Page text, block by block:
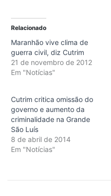
Relacionado
Maranhão vive clima de
guerra civil, diz Cutrim
21 de novembro de 2012
Em "Notícias"
Cutrim critica omissão do
governo e aumento da
criminalidade na Grande
São Luís
8 de abril de 2014
Em "Notícias"